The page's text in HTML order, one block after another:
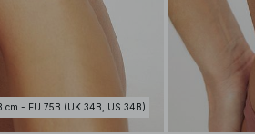
cm - EU 75B (UK 34B, US 34B)